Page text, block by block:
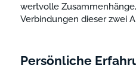
wertvolle
Verbindungen dieser zwei
Persönliche